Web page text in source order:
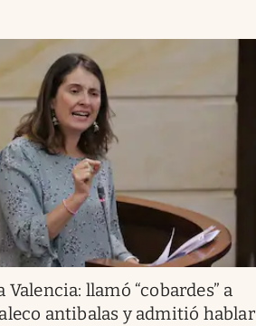
Valencia: llamó “cobardes” a
antibalas y admitió hablar